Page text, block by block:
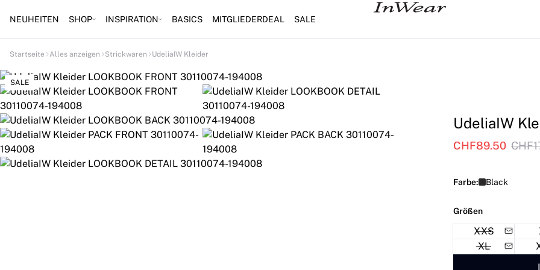
NEUHEITEN SHOP INSPIRATION BASICS MITGLIEDERDEAL SALE
Startseite Alles anzeigen Strickwaren UdeliaIW Kleider
SALE
UdeliaIW
CHF89.50
Farbe: Black
Größen
XXS
XL